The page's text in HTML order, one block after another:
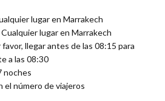
lugar en Marrakech
lugar en Marrakech
llegar antes de las 08:15 para
a las 08:30
noches
el número de viajeros